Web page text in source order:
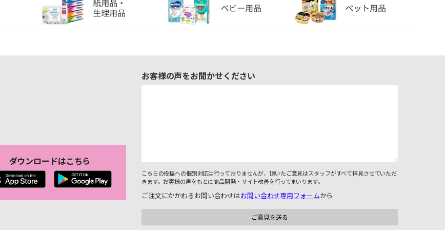
ダウンロードはこちら
お客様の声をお聞かせください
こちらの投稿への個別対応は行っておりませんが、頂いたご意見はスタッフがすべて拝見させていただ
きます。お客様の声をもとに商品開発・サイト改善を行ってまいります。
ご注文にかかわるお問い合わせはお問い合わせ専用フォームから